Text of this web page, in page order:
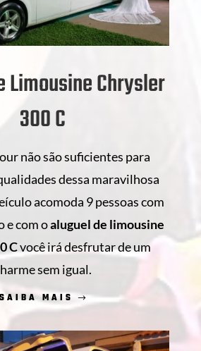
Limousine Chrysler
300 C
não são suficientes para
dessa maravilhosa
acomoda 9 pessoas com
e com oaluguel de limousine
Cvocê irá desfrutar de um
sem igual.
SAIBA MAIS